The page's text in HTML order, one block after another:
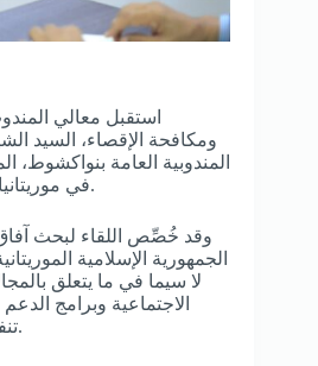
استقبل معالي
ومكافحة الإقصاء، السيد
المندوبية العامة بنواكشوط،
في موريتانيا، سعادة السيد إبّو ضيوف.
وقد خُصِّص اللقاء لبحث آفاق
الجمهورية الإسلامية
لا سيما في ما يتعلق
الاجتماعية وبرامج
تنفيذها لصالح الفئات الهشة.